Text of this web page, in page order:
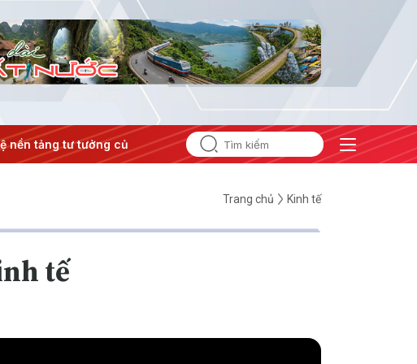
tảng tư tưởng của Đảng #Hội nghị Trung ương 3
Trang chủ Kinh tế
tế